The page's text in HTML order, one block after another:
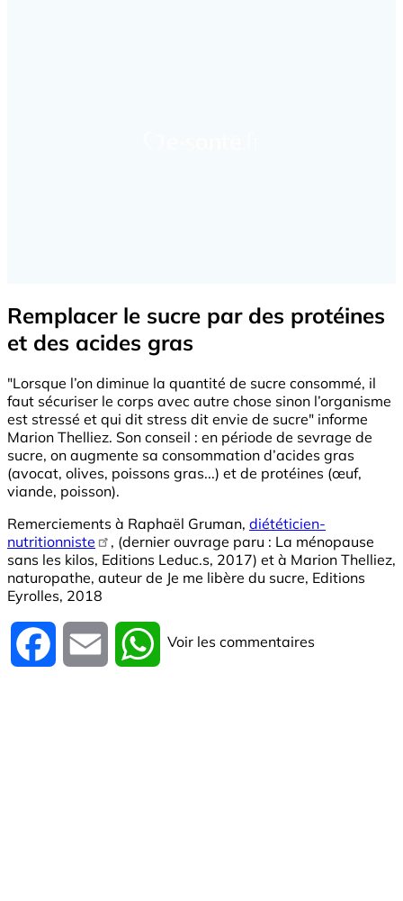
Remplacer le sucre par des protéines
et des acides gras
"Lorsque l’on diminue la quantité de sucre consommé, il
faut sécuriser le corps avec autre chose sinon l’organisme
est stressé et qui dit stress dit envie de sucre" informe
Marion Thelliez. Son conseil : en période de sevrage de
sucre, on augmente sa consommation d’acides gras
(avocat, olives, poissons gras...) et de protéines (œuf,
viande, poisson).
Remerciements à Raphaël Gruman, diététicien-
nutritionniste
, (dernier ouvrage paru : La ménopause
sans les kilos, Editions Leduc.s, 2017) et à Marion Thelliez,
naturopathe, auteur de Je me libère du sucre, Editions
Eyrolles, 2018
Facebook Email WhatsApp
Voir les commentaires